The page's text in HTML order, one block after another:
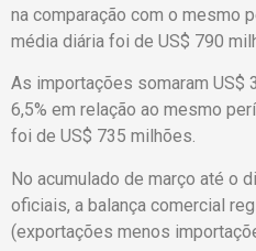
na comparação com o mesmo
média diária foi de US$ 790
As importações somaram US$
6,5% em relação ao mesmo
foi de US$ 735 milhões.
No acumulado de março até o
oficiais, a balança comercial
(exportações menos